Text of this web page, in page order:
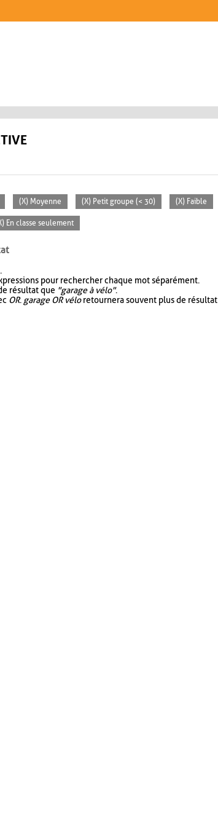
(X) Moyenne (X) Petit groupe (< 30) (X) Faible
En classe seulement
pour rechercher chaque mot séparément.
résultat que "garage à vélo".
OR. garage OR véloretournera souvent plus de résultat